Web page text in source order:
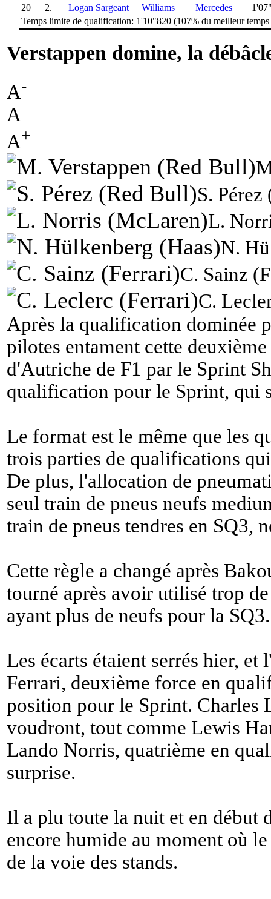
20
2. Logan Sargeant Williams Mercedes
Temps limite de qualification: 1'10"820 (107% du meilleur
Verstappen domine, la
A-
A
A+
S.
L.
N.
C. Sainz
C.
Après la qualification dominée
pilotes entament cette
d'Autriche de F1 par le Sprint
qualification pour le Sprint, qui
Le format est le même que les
trois parties de qualifications
De plus, l'allocation de
seul train de pneus neufs
train de pneus tendres en SQ3,
Cette règle a changé après
tourné après avoir utilisé trop
ayant plus de neufs pour la SQ3.
Les écarts étaient serrés hier, et
Ferrari, deuxième force en
position pour le Sprint. Charles
voudront, tout comme Lewis
Lando Norris, quatrième en
surprise.
Il a plu toute la nuit et en début
encore humide au moment où
de la voie des stands.